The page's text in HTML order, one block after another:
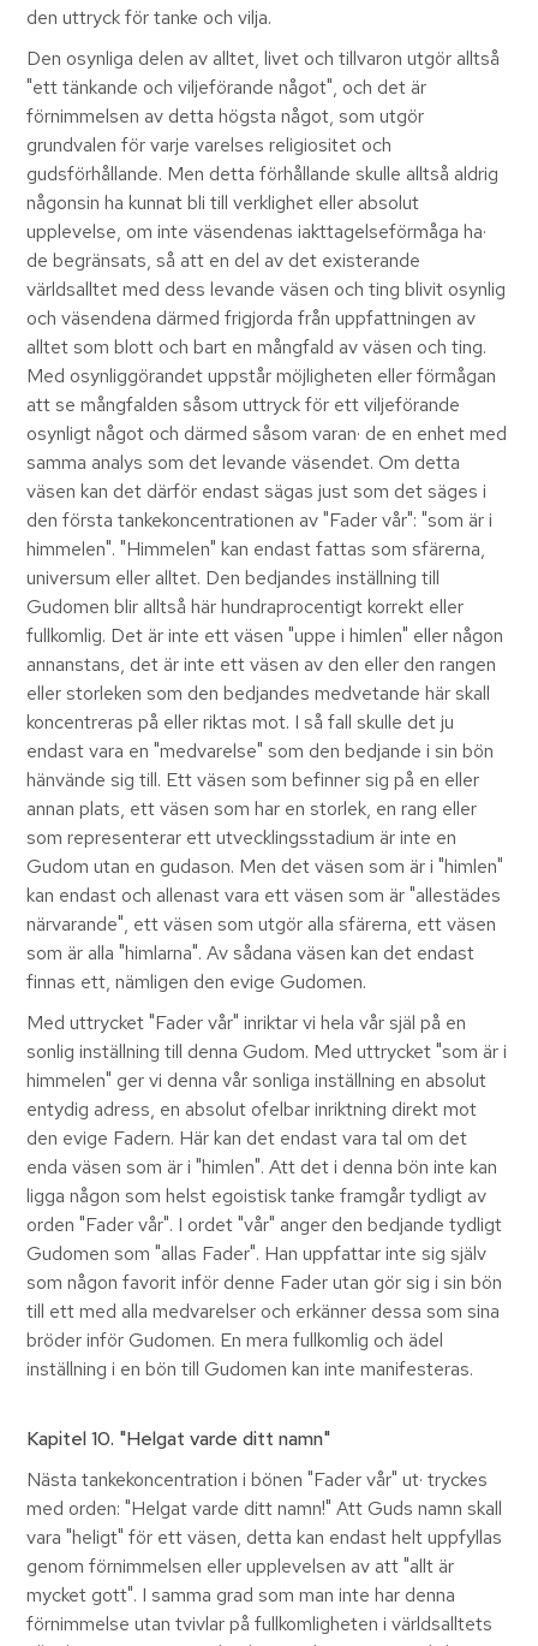
den uttryck för tanke och vilja.
Den osynliga delen av alltet, livet och tillvaron utgör alltså
"ett tänkande och viljeförande något", och det är
förnimmelsen av detta högsta något, som utgör
grundvalen för varje varelses religiositet och
gudsförhållande. Men detta förhållande skulle alltså aldrig
någonsin ha kunnat bli till verklighet eller absolut
upplevelse, om inte väsendenas iakttagelseförmåga ha·
de begränsats, så att en del av det existerande
världsalltet med dess levande väsen och ting blivit osynlig
och väsendena därmed frigjorda från uppfattningen av
alltet som blott och bart en mångfald av väsen och ting.
Med osynliggörandet uppstår möjligheten eller förmågan
att se mångfalden såsom uttryck för ett viljeförande
osynligt något och därmed såsom varan· de en enhet med
samma analys som det levande väsendet. Om detta
väsen kan det därför endast sägas just som det säges i
den första tankekoncentrationen av "Fader vår": "som är i
himmelen". "Himmelen" kan endast fattas som sfärerna,
universum eller alltet. Den bedjandes inställning till
Gudomen blir alltså här hundraprocentigt korrekt eller
fullkomlig. Det är inte ett väsen "uppe i himlen" eller någon
annanstans, det är inte ett väsen av den eller den rangen
eller storleken som den bedjandes medvetande här skall
koncentreras på eller riktas mot. I så fall skulle det ju
endast vara en "medvarelse" som den bedjande i sin bön
hänvände sig till. Ett väsen som befinner sig på en eller
annan plats, ett väsen som har en storlek, en rang eller
som representerar ett utvecklingsstadium är inte en
Gudom utan en gudason. Men det väsen som är i "himlen"
kan endast och allenast vara ett väsen som är "allestädes
närvarande", ett väsen som utgör alla sfärerna, ett väsen
som är alla "himlarna". Av sådana väsen kan det endast
finnas ett, nämligen den evige Gudomen.
Med uttrycket "Fader vår" inriktar vi hela vår själ på en
sonlig inställning till denna Gudom. Med uttrycket "som är i
himmelen" ger vi denna vår sonliga inställning en absolut
entydig adress, en absolut ofelbar inriktning direkt mot
den evige Fadern. Här kan det endast vara tal om det
enda väsen som är i "himlen". Att det i denna bön inte kan
ligga någon som helst egoistisk tanke framgår tydligt av
orden "Fader vår". I ordet "vår" anger den bedjande tydligt
Gudomen som "allas Fader". Han uppfattar inte sig själv
som någon favorit inför denne Fader utan gör sig i sin bön
till ett med alla medvarelser och erkänner dessa som sina
bröder inför Gudomen. En mera fullkomlig och ädel
inställning i en bön till Gudomen kan inte manifesteras.
Kapitel 10. "Helgat varde ditt namn"
Nästa tankekoncentration i bönen "Fader vår" ut· tryckes
med orden: "Helgat varde ditt namn!" Att Guds namn skall
vara "heligt" för ett väsen, detta kan endast helt uppfyllas
genom förnimmelsen eller upplevelsen av att "allt är
mycket gott". I samma grad som man inte har denna
förnimmelse utan tvivlar på fullkomligheten i världsalltets